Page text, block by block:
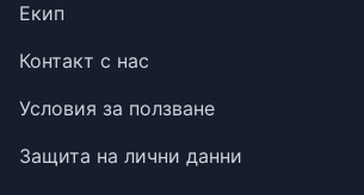
Екип
Контакт с нас
Условия за ползване
Защита на лични данни